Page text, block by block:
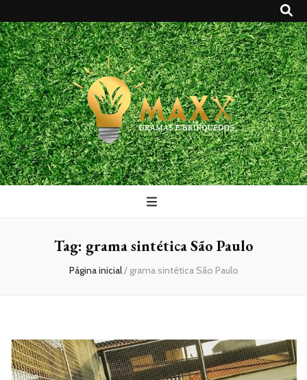
Maxx Gramas
Blog
Tag: grama sintética São Paulo
Página inicial/ grama sintética São Paulo